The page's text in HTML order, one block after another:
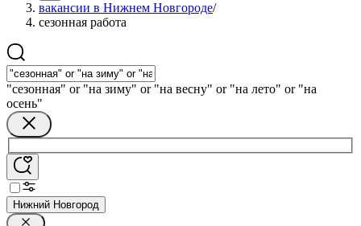
вакансии в Нижнем Новгороде/
сезонная работа
"сезонная" or "на зиму" or "на весну" or "на лето" or "на
осень"
Нижний Новгород